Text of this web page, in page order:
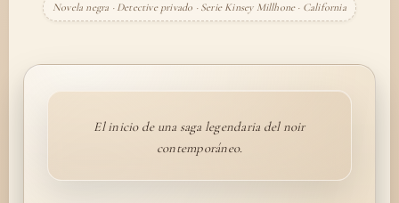
Novela negra · Detective privado · Serie Kinsey Millhone · California
El inicio de una saga legendaria del noir
contemporáneo.